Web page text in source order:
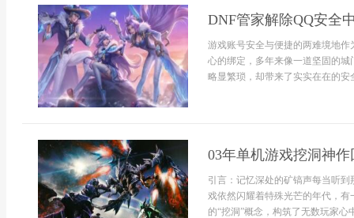
DNF管家解除QQ安全
游戏账号安全与便捷的两难境地
心的绑定，多年来像一道坚固的
略显繁琐，却带来了实实在在的
03年单机游戏挖洞神
引言：记忆深处的矿镐声每当听
戏依然闪耀着特殊光芒的年代，
的“挖洞”概念，构筑了无数玩家